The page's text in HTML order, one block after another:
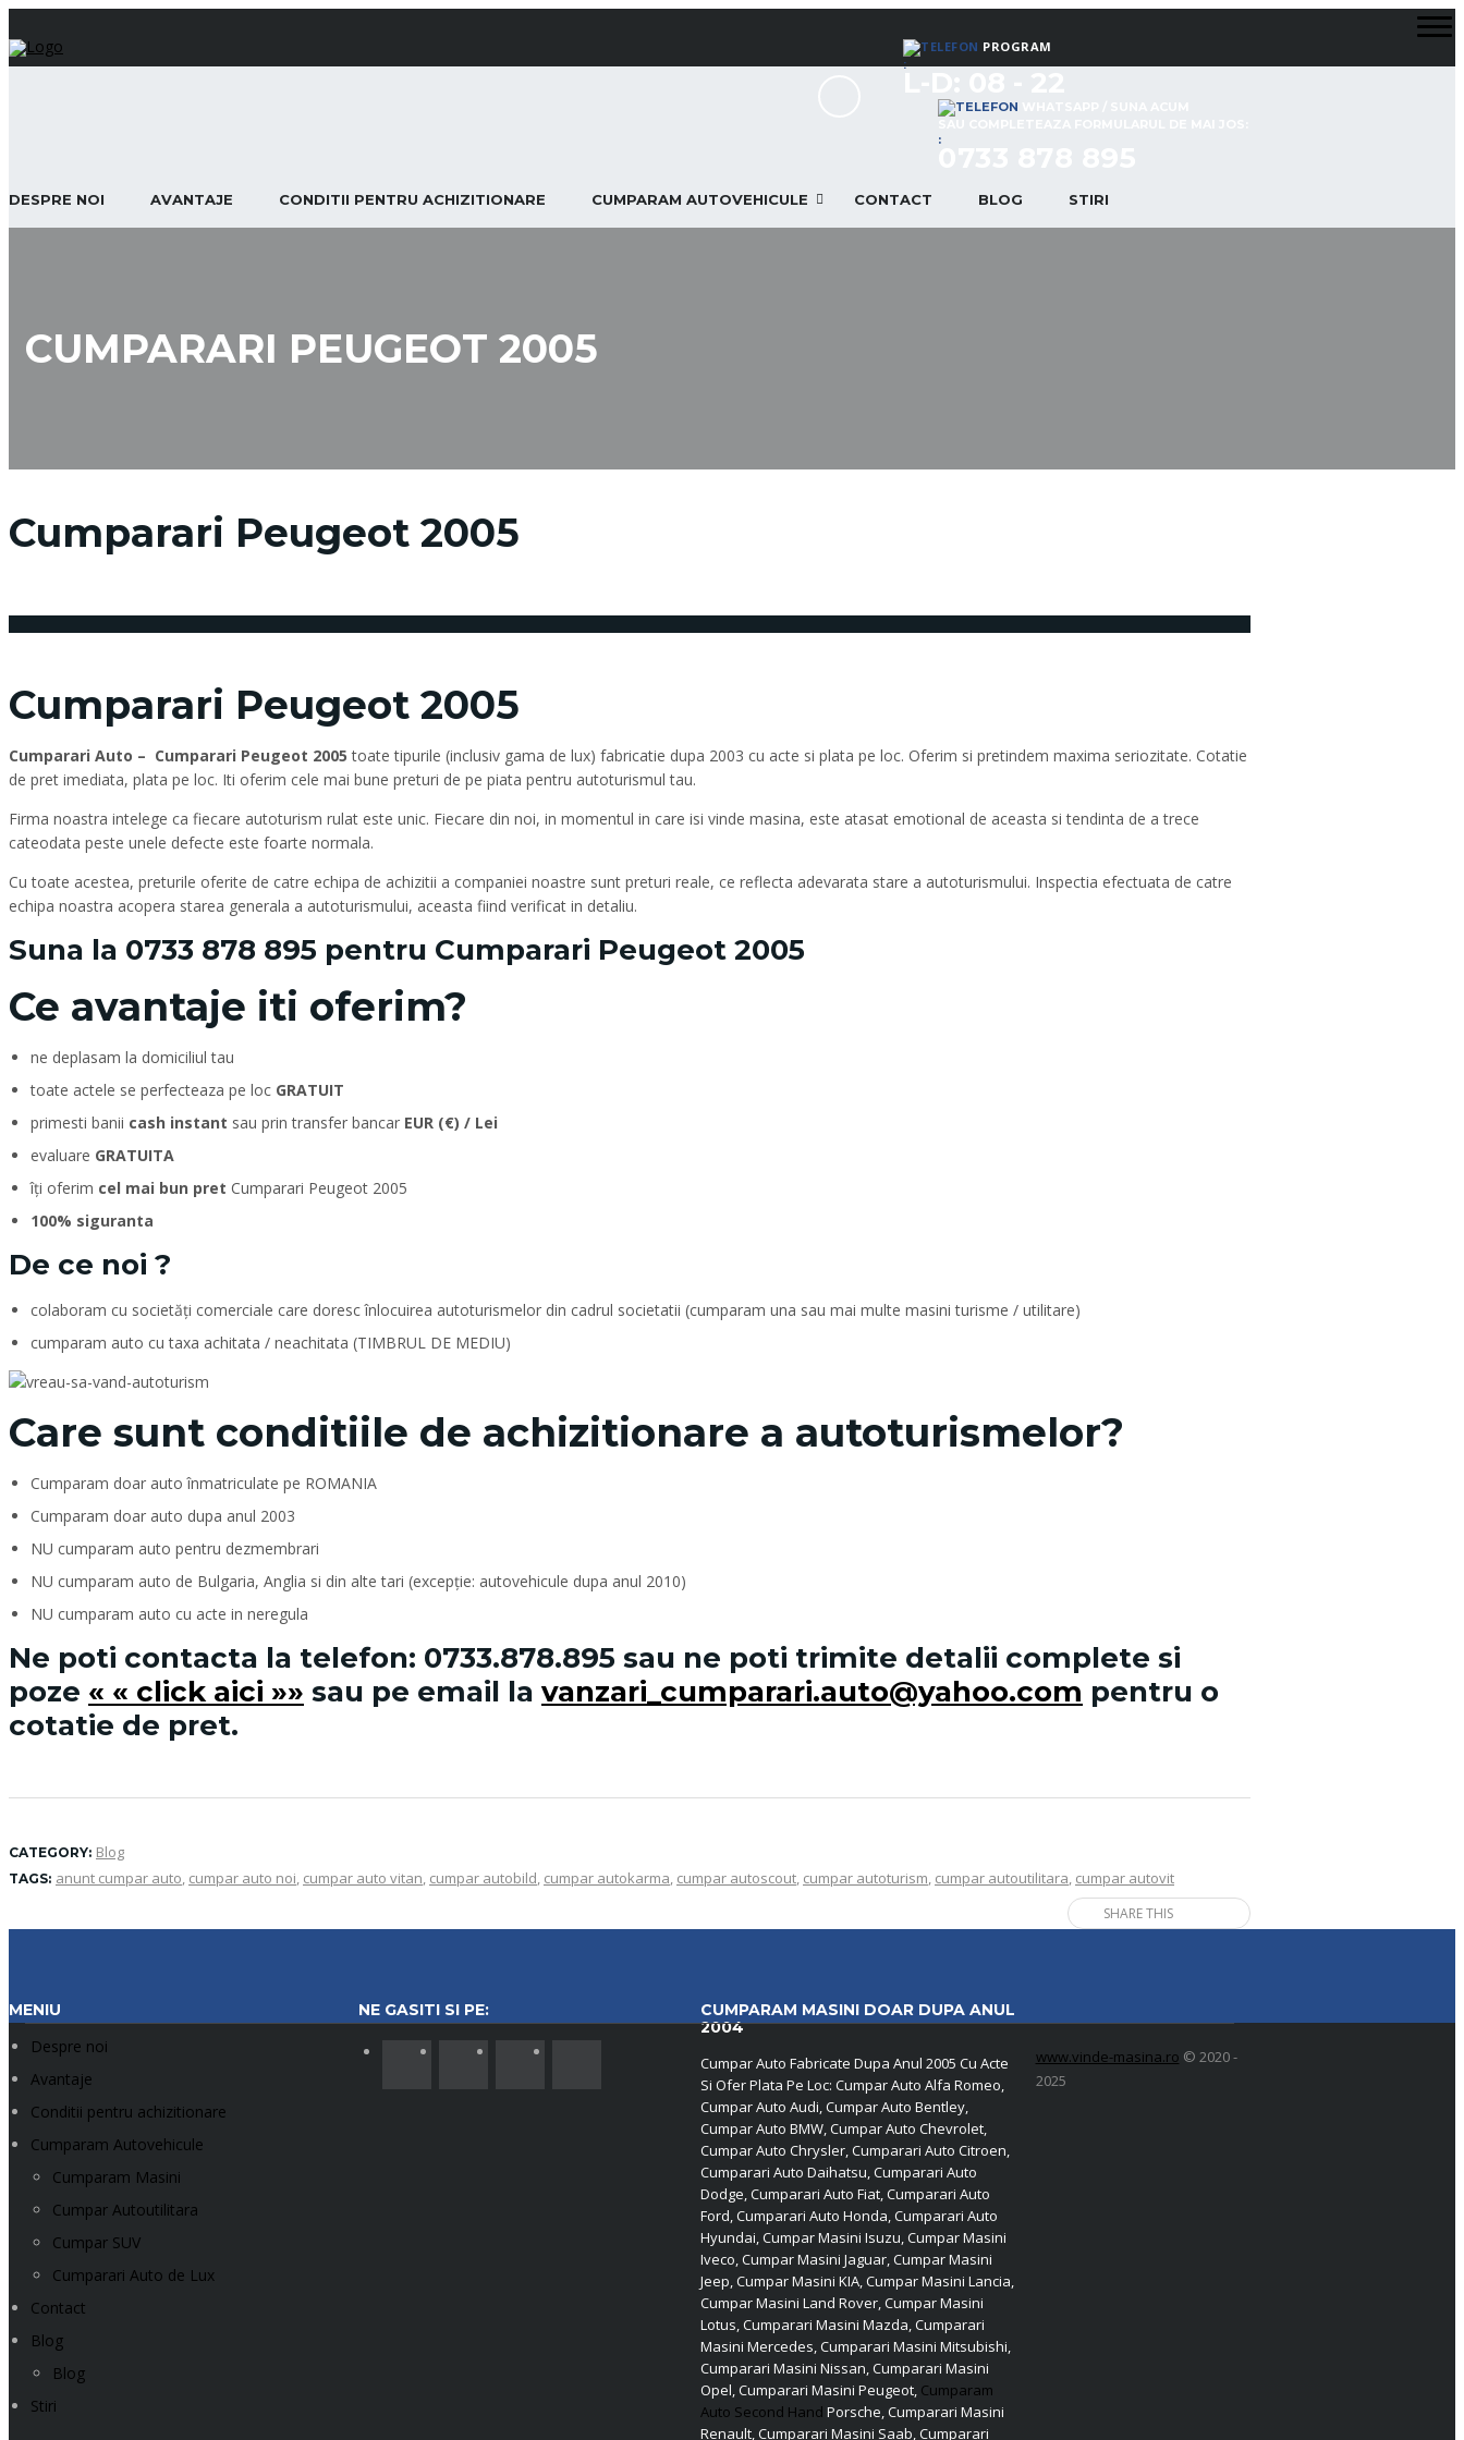
PROGRAM
:
:
DESPRE NOI AVANTAJE CONDITII PENTRU ACHIZITIONARE CUMPARAM AUTOVEHICULE CONTACT BLOG STIRI
CUMPARARI PEUGEOT 2005
Cumparari Peugeot 2005
Cumparari Peugeot 2005
Cumparari Auto – Cumparari Peugeot 2005 toate tipurile (inclusiv gama de lux) fabricatie dupa 2003 cu acte si plata pe loc. Oferim si pretindem maxima seriozitate. Cotatie
de pret imediata, plata pe loc. Iti oferim cele mai bune preturi de pe piata pentru autoturismul tau.
Firma noastra intelege ca fiecare autoturism rulat este unic. Fiecare din noi, in momentul in care isi vinde masina, este atasat emotional de aceasta si tendinta de a trece
cateodata peste unele defecte este foarte normala.
Cu toate acestea, preturile oferite de catre echipa de achizitii a companiei noastre sunt preturi reale, ce reflecta adevarata stare a autoturismului. Inspectia efectuata de catre
echipa noastra acopera starea generala a autoturismului, aceasta fiind verificat in detaliu.
Suna la 0733 878 895 pentru Cumparari Peugeot 2005
Ce avantaje iti oferim?
ne deplasam la domiciliul tau
toate actele se perfecteaza pe loc GRATUIT
primesti banii cash instant sau prin transfer bancar EUR (€) / Lei
evaluare GRATUITA
îți oferim cel mai bun pret Cumparari Peugeot 2005
100% siguranta
De ce noi ?
colaboram cu societăți comerciale care doresc înlocuirea autoturismelor din cadrul societatii (cumparam una sau mai multe masini turisme / utilitare)
cumparam auto cu taxa achitata / neachitata (TIMBRUL DE MEDIU)
Care sunt conditiile de achizitionare a autoturismelor?
Cumparam doar auto înmatriculate pe ROMANIA
Cumparam doar auto dupa anul 2003
NU cumparam auto pentru dezmembrari
NU cumparam auto de Bulgaria, Anglia si din alte tari (excepție: autovehicule dupa anul 2010)
NU cumparam auto cu acte in neregula
Ne poti contacta la telefon: 0733.878.895 sau ne poti trimite detalii complete si
poze « « click aici »» sau pe email la vanzari_cumparari.auto@yahoo.com pentru o
cotatie de pret.
CATEGORY: Blog
TAGS: anunt cumpar auto, cumpar auto noi, cumpar auto vitan, cumpar autobild, cumpar autokarma, cumpar autoscout, cumpar autoturism, cumpar autoutilitara, cumpar autovit
SHARE THIS
MENIU
Despre noi
Avantaje
Conditii pentru achizitionare
Cumparam Autovehicule
Cumparam Masini
Cumpar Autoutilitara
Cumpar SUV
Cumparari Auto de Lux
Contact
Blog
Blog
Stiri
NE GASITI SI PE:
CUMPARAM MASINI DOAR DUPA ANUL
2004
Cumpar Auto Fabricate Dupa Anul 2005 Cu Acte
Si Ofer Plata Pe Loc: Cumpar Auto Alfa Romeo,
Cumpar Auto Audi, Cumpar Auto Bentley,
Cumpar Auto BMW, Cumpar Auto Chevrolet,
Cumpar Auto Chrysler, Cumparari Auto Citroen,
Cumparari Auto Daihatsu, Cumparari Auto
Dodge, Cumparari Auto Fiat, Cumparari Auto
Ford, Cumparari Auto Honda, Cumparari Auto
Hyundai, Cumpar Masini Isuzu, Cumpar Masini
Iveco, Cumpar Masini Jaguar, Cumpar Masini
Jeep, Cumpar Masini KIA, Cumpar Masini Lancia,
Cumpar Masini Land Rover, Cumpar Masini
Lotus, Cumparari Masini Mazda, Cumparari
Masini Mercedes, Cumparari Masini Mitsubishi,
Cumparari Masini Nissan, Cumparari Masini
Opel, Cumparari Masini Peugeot, Cumparam
Auto Second Hand Porsche, Cumparari Masini
Renault, Cumparari Masini Saab, Cumparari
www.vinde-masina.ro © 2020 -
2025